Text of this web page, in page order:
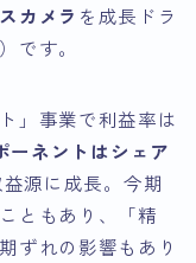
カメラ を成長ドラ
です。
」事業で利益率は
ーネントはシェア
源に成長。今期
ともあり、「精
ずれの影響もあり